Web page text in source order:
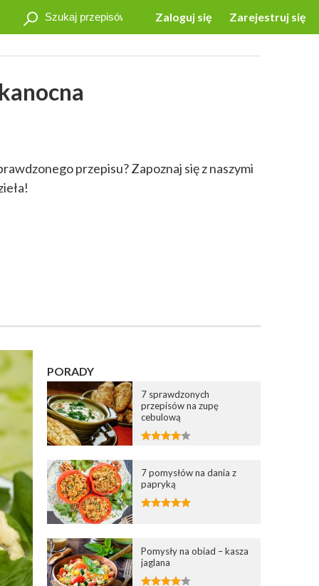
Zaloguj się Zarejestruj się
przepisu? Zapoznaj się z naszymi
PORADY
7 sprawdzonych
przepisów na zupę
cebulową
7 pomysłów na dania z
papryką
Pomysły na obiad – kasza
jaglana